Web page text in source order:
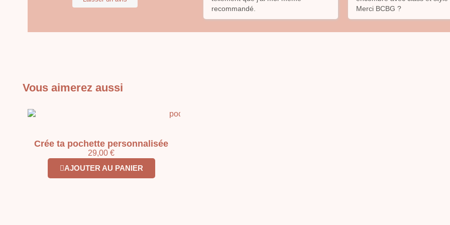
carnet de santé ... elle a pris le
recommandé.
Merci BCBG ?
Vous aimerez aussi
Crée ta pochette personnalisée
29,00 €
AJOUTER AU PANIER